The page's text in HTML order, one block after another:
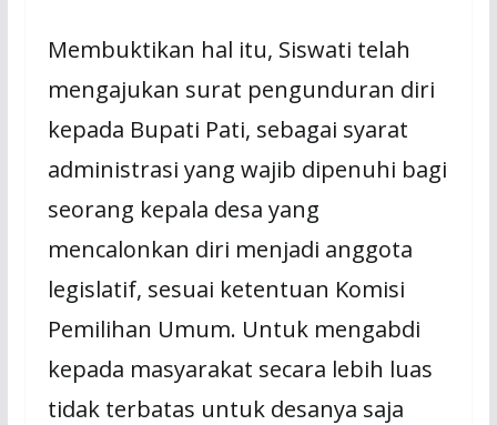
Membuktikan hal itu, Siswati telah
mengajukan surat pengunduran diri
kepada Bupati Pati, sebagai syarat
administrasi yang wajib dipenuhi bagi
seorang kepala desa yang
mencalonkan diri menjadi anggota
legislatif, sesuai ketentuan Komisi
Pemilihan Umum. Untuk mengabdi
kepada masyarakat secara lebih luas
tidak terbatas untuk desanya saja